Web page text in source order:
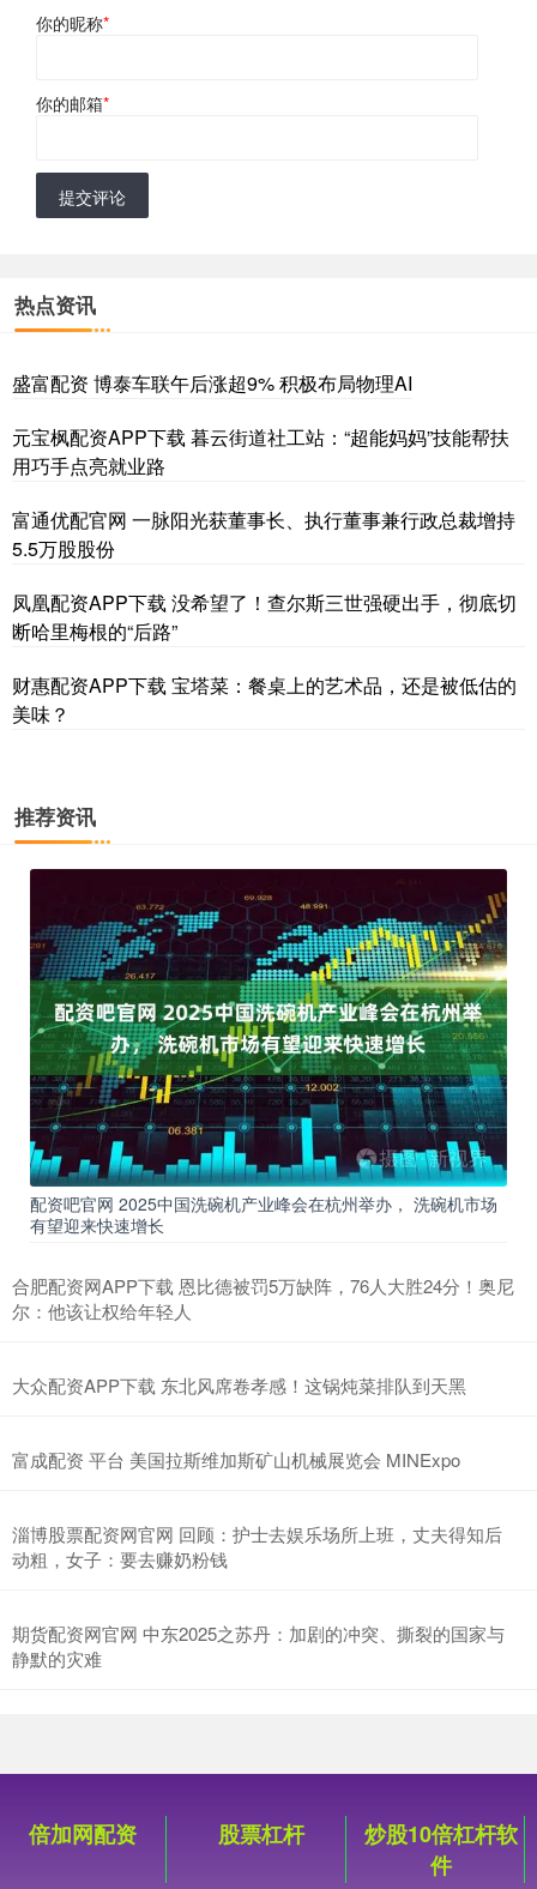
你的昵称*
你的邮箱*
提交评论
热点资讯
盛富配资 博泰车联午后涨超9% 积极布局物理AI
元宝枫配资APP下载 暮云街道社工站：“超能妈妈”技能帮扶
用巧手点亮就业路
富通优配官网 一脉阳光获董事长、执行董事兼行政总裁增持
5.5万股股份
凤凰配资APP下载 没希望了！查尔斯三世强硬出手，彻底切
断哈里梅根的“后路”
财惠配资APP下载 宝塔菜：餐桌上的艺术品，还是被低估的
美味？
推荐资讯
配资吧官网 2025中国洗碗机产业峰会在杭州举办， 洗碗机市场
有望迎来快速增长
合肥配资网APP下载 恩比德被罚5万缺阵，76人大胜24分！奥尼
尔：他该让权给年轻人
大众配资APP下载 东北风席卷孝感！这锅炖菜排队到天黑
富成配资 平台 美国拉斯维加斯矿山机械展览会 MINExpo
淄博股票配资网官网 回顾：护士去娱乐场所上班，丈夫得知后
动粗，女子：要去赚奶粉钱
期货配资网官网 中东2025之苏丹：加剧的冲突、撕裂的国家与
静默的灾难
倍加网配资 股票杠杆
炒股10倍杠杆软
件